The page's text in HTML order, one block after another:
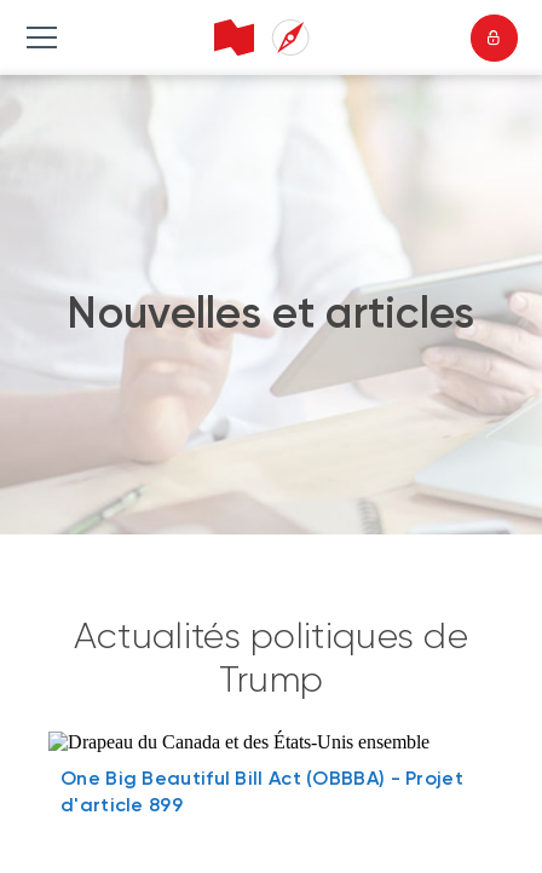
Nouvelles et articles
Actualités politiques de
Trump
One Big Beautiful Bill Act (OBBBA) - Projet
d'article 899